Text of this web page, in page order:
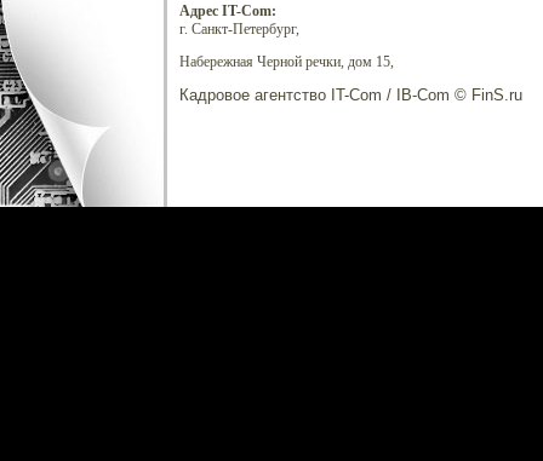
Адрес IT-Com:
г. Санкт-Петербург,
Набережная Черной речки, дом 15,
Кадровое агентство IT-Com / IB-Com © FinS.ru